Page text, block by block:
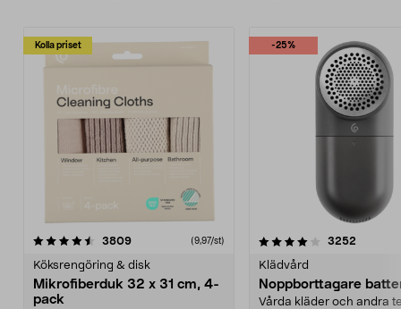
Kolla priset
3809recensioner (9,97/st)
Köksrengöring & disk
Mikrofiberduk 32 x 31 cm, 4-
pack
-25%
4.0av 5 stjärnor 3252
Klädvård
Noppborttagare
Vårda kläder och andra
4.5av 5 stjärnor